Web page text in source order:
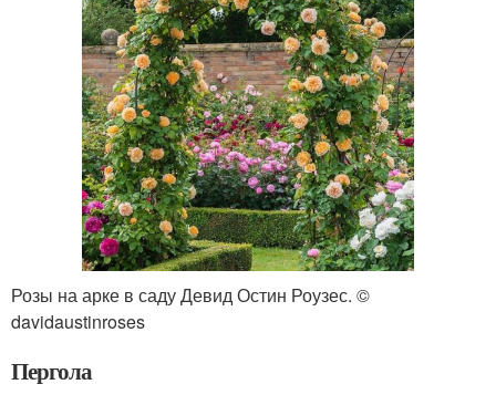
Розы на арке в саду Девид Остин Роузес. ©
davidaustinroses
Пергола